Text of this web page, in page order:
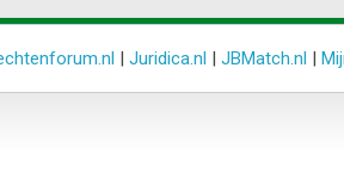
| Juridica.nl | JBMatch.nl |